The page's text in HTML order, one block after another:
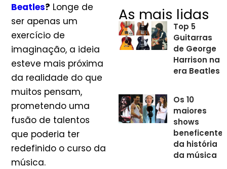
Beatles? Longe de
ser apenas um
exercício de
imaginação, a ideia
esteve mais próxima
da realidade do que
muitos pensam,
prometendo uma
fusão de talentos
que poderia ter
redefinido o curso da
música.
As mais lidas
Top 5
Guitarras
de George
Harrison na
era Beatles
Os 10
maiores
shows
beneficentes
da história
da música